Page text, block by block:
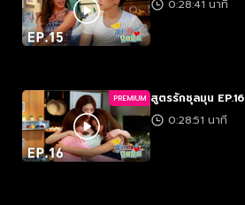
0:28:41 นาที
PREMIUM สูตรรักชุลมุน EP.16
0:28:51 นาที